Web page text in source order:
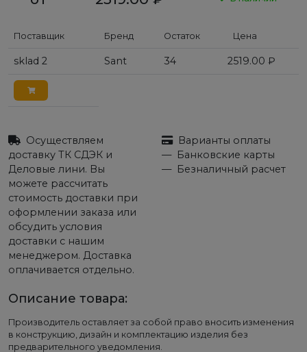
Поставщик Бренд Остаток Цена
sklad 2 Sant 34 2519.00 ₽
Осуществляем
доставку ТК СДЭК и
Деловые лини. Вы
можете рассчитать
стоимость доставки при
оформлении заказа или
обсудить условия
доставки с нашим
менеджером. Доставка
оплачивается отдельно.
Варианты оплаты
Банковские карты
Безналичный расчет
Описание товара:
Производитель оставляет за собой право вносить изменения
в конструкцию, дизайн и комплектацию изделия без
предварительного уведомления.